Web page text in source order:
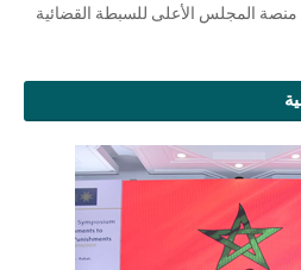
قضائي مع منصة المجلس الأعلى للسبطة القضائية